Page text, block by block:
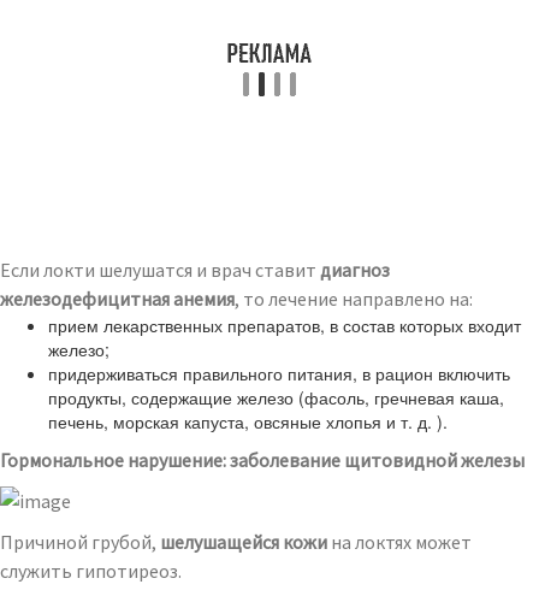
Если локти шелушатся и врач ставит диагноз
железодефицитная анемия, то лечение направлено на:
прием лекарственных препаратов, в состав которых входит
железо;
придерживаться правильного питания, в рацион включить
продукты, содержащие железо (фасоль, гречневая каша,
печень, морская капуста, овсяные хлопья и т. д. ).
Гормональное нарушение: заболевание щитовидной железы
Причиной грубой, шелушащейся кожи на локтях может
служить гипотиреоз.